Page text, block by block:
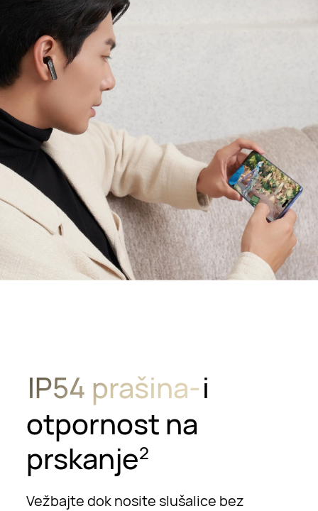
IP54 prašina-i
otpornost na
prskanje2
Vežbajte dok nosite slušalice bez